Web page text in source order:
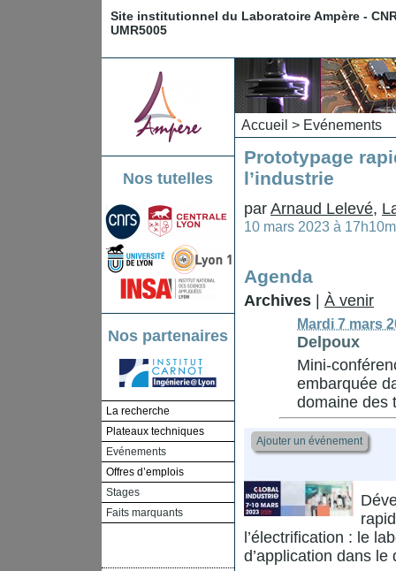
Site institutionnel du Laboratoire Ampère -
UMR5005
Nos tutelles
Nos partenaires
La recherche
Plateaux techniques
Evénements
Offres d’emplois
Stages
Faits marquants
Accueil > Evénements
Prototypage
l’industrie
par Arnaud Lelevé,
10 mars 2023 à
Agenda
Archives À venir
Mardi 7 mars
Delpoux
Mini-
embarquée
domaine des
Ajouter un événement
l’électrification : le
d’application dans